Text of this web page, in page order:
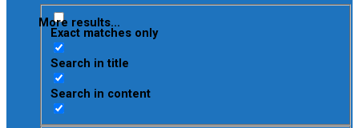
More results...
Exact matches only
Search in title
Search in content